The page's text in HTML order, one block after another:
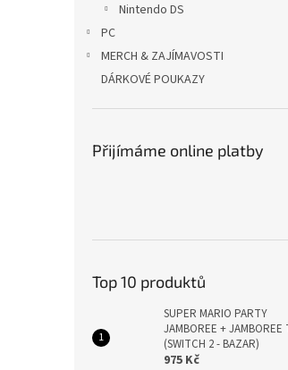
Nintendo DS
PC
MERCH & ZAJÍMAVOSTI
DÁRKOVÉ POUKAZY
Přijímáme online platby
Top 10 produktů
SUPER MARIO PARTY
JAMBOREE + JAMBOREE
(SWITCH 2 - BAZAR)
975 Kč